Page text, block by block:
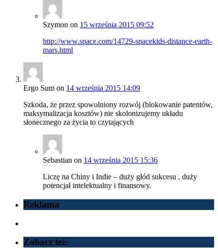
Szymon on 15 września 2015 09:52
http://www.space.com/14729-spacekids-distance-earth-
mars.html
Ergo Sum on 14 września 2015 14:09
Szkoda, że przez spowolniony rozwój (blokowanie patentów,
maksymalizacja kosztów) nie skolonizujemy układu
słonecznego za życia to czytających
Sebastian on 14 września 2015 15:36
Liczę na Chiny i Indie – duży głód sukcesu , duży
potencjał intelektualny i finansowy.
Reklama
Zobacz też: